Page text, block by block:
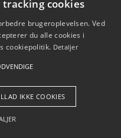
Aps
Betingelser
cookies
brugeroplevelsen. Ved
du alle cookies i
cookiepolitik. Detaljer
IKKE COOKIES